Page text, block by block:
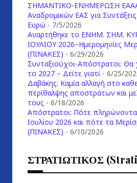
ΣΗΜΑΝΤΙΚΟ-ΕΝΗΜΕΡΩΣΗ ΕΑΑΑ:
Αναδρομικών ΕΑΣ για
Ευρώ - 7/5/2026
Aναρτήθηκε το ENHM. ΣΗΜ.
ΙΟΥΛΙΟΥ 2026–Ημερομηνίες
(ΠΙΝΑΚΕΣ) - 6/29/2026
Συνταξιούχοι-Απόστρατοι: Θα
το 2027 – Δείτε γιατί - 6/25/
Δαβάκης: Καμία αλλαγή στο
περίθαλψης αποστράτων και
τους - 6/18/2026
Aπόστρατοι: Πότε πληρώνονται
Ιουλίου 2026 και πότε τα
(ΠΙΝΑΚΕΣ) - 6/10/2026
ΣΤΡΑΤΙΩΤΙΚΟΣ